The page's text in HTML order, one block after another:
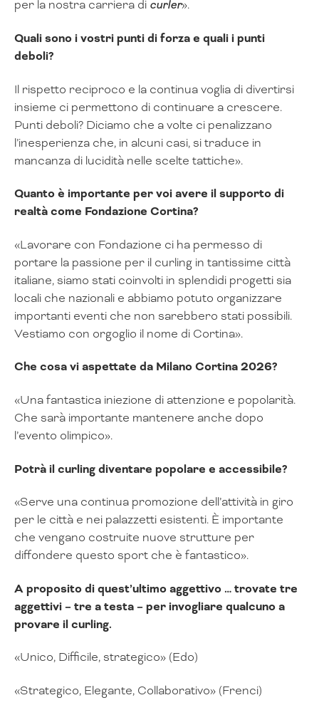
per la nostra carriera di curler».
Quali sono i vostri punti di forza e quali i punti
deboli?
Il rispetto reciproco e la continua voglia di divertirsi
insieme ci permettono di continuare a crescere.
Punti deboli? Diciamo che a volte ci penalizzano
l’inesperienza che, in alcuni casi, si traduce in
mancanza di lucidità nelle scelte tattiche».
Quanto è importante per voi avere il supporto di
realtà come Fondazione Cortina?
«Lavorare con Fondazione ci ha permesso di
portare la passione per il curling in tantissime città
italiane, siamo stati coinvolti in splendidi progetti sia
locali che nazionali e abbiamo potuto organizzare
importanti eventi che non sarebbero stati possibili.
Vestiamo con orgoglio il nome di Cortina».
Che cosa vi aspettate da Milano Cortina 2026?
«Una fantastica iniezione di attenzione e popolarità.
Che sarà importante mantenere anche dopo
l’evento olimpico».
Potrà il curling diventare popolare e accessibile?
«Serve una continua promozione dell’attività in giro
per le città e nei palazzetti esistenti. È importante
che vengano costruite nuove strutture per
diffondere questo sport che è fantastico».
A proposito di quest’ultimo aggettivo … trovate tre
aggettivi – tre a testa – per invogliare qualcuno a
provare il curling.
«Unico, Difficile, strategico» (Edo)
«Strategico, Elegante, Collaborativo» (Frenci)